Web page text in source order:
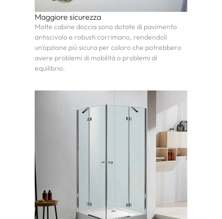
Maggiore sicurezza
Molte cabine doccia sono dotate di pavimento
antiscivolo e robusti corrimano, rendendoli
un'opzione più sicura per coloro che potrebbero
avere problemi di mobilità o problemi di
equilibrio.